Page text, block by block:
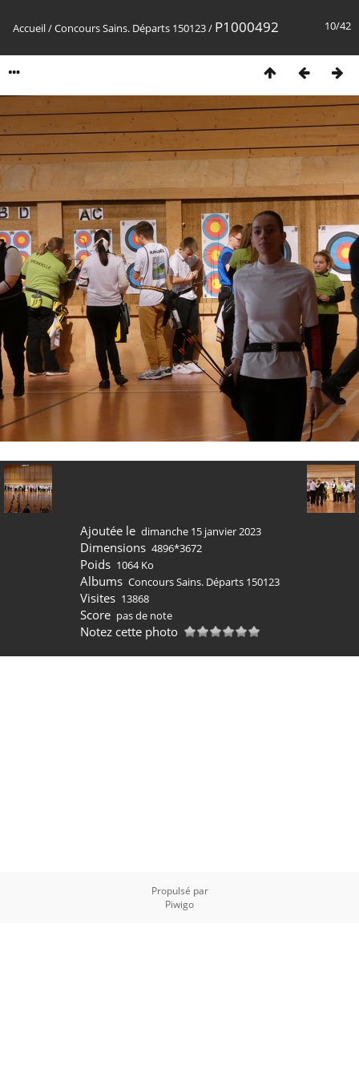
10/42
Accueil/Concours Sains. Départs 150123/ P1000492
Ajoutée le dimanche 15 janvier 2023
Dimensions 4896*3672
Poids 1064 Ko
Albums Concours Sains. Départs 150123
Visites 13868
Score pas de note
Notez cette photo
Propulsé par
Piwigo